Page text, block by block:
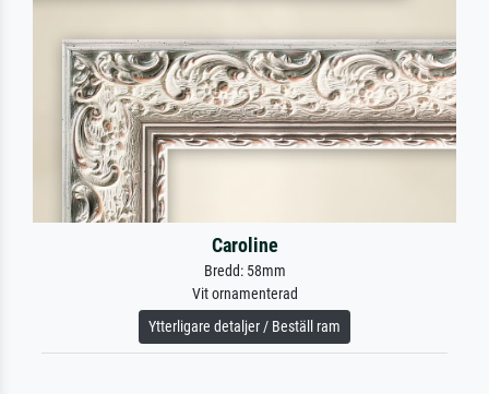
Caroline
Bredd: 58mm
Vit ornamenterad
Ytterligare detaljer / Beställ ram